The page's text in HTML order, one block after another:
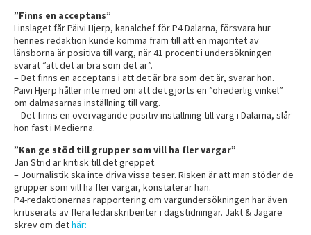
”Finns en acceptans”
I inslaget får Päivi Hjerp, kanalchef för P4 Dalarna, försvara hur
hennes redaktion kunde komma fram till att en majoritet av
länsborna är positiva till varg, när 41 procent i undersökningen
svarat ”att det är bra som det är”.
– Det finns en acceptans i att det är bra som det är, svarar hon.
Päivi Hjerp håller inte med om att det gjorts en ”ohederlig vinkel”
om dalmasarnas inställning till varg.
– Det finns en övervägande positiv inställning till varg i Dalarna, slår
hon fast i Medierna.
”Kan ge stöd till grupper som vill ha fler vargar”
Jan Strid är kritisk till det greppet.
– Journalistik ska inte driva vissa teser. Risken är att man stöder de
grupper som vill ha fler vargar, konstaterar han.
P4-redaktionernas rapportering om vargundersökningen har även
kritiserats av flera ledarskribenter i dagstidningar. Jakt & Jägare
skrev om dethär: